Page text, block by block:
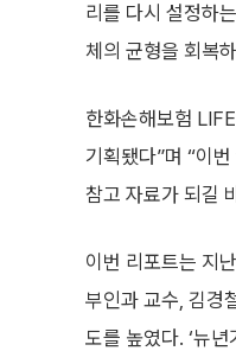
리를 다시 설정하
체의 균형을 회복
한화손해보험
기획됐다”며 “이
참고 자료가 되길
이번 리포트는 지
부인과 교수, 김경
도를 높였다. ‘뉴